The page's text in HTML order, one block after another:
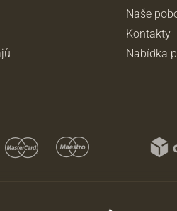
Naše
Kontakty
Nabídka